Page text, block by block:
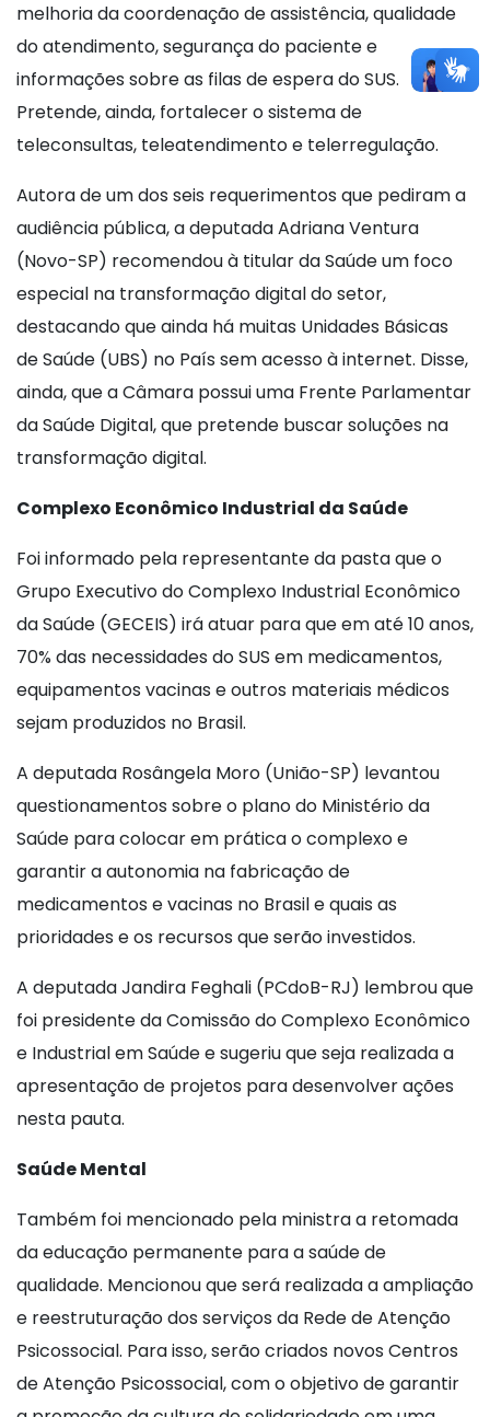
melhoria da coordenação de assistência, qualidade
do atendimento, segurança do paciente e
informações sobre as filas de espera do SUS.
Pretende, ainda, fortalecer o sistema de
teleconsultas, teleatendimento e telerregulação.
Autora de um dos seis requerimentos que pediram a
audiência pública, a deputada Adriana Ventura
(Novo-SP) recomendou à titular da Saúde um foco
especial na transformação digital do setor,
destacando que ainda há muitas Unidades Básicas
de Saúde (UBS) no País sem acesso à internet. Disse,
ainda, que a Câmara possui uma Frente Parlamentar
da Saúde Digital, que pretende buscar soluções na
transformação digital.
Complexo Econômico Industrial da Saúde
Foi informado pela representante da pasta que o
Grupo Executivo do Complexo Industrial Econômico
da Saúde (GECEIS) irá atuar para que em até 10 anos,
70% das necessidades do SUS em medicamentos,
equipamentos vacinas e outros materiais médicos
sejam produzidos no Brasil.
A deputada Rosângela Moro (União-SP) levantou
questionamentos sobre o plano do Ministério da
Saúde para colocar em prática o complexo e
garantir a autonomia na fabricação de
medicamentos e vacinas no Brasil e quais as
prioridades e os recursos que serão investidos.
A deputada Jandira Feghali (PCdoB-RJ) lembrou que
foi presidente da Comissão do Complexo Econômico
e Industrial em Saúde e sugeriu que seja realizada a
apresentação de projetos para desenvolver ações
nesta pauta.
Saúde Mental
Também foi mencionado pela ministra a retomada
da educação permanente para a saúde de
qualidade. Mencionou que será realizada a ampliação
e reestruturação dos serviços da Rede de Atenção
Psicossocial. Para isso, serão criados novos Centros
de Atenção Psicossocial, com o objetivo de garantir